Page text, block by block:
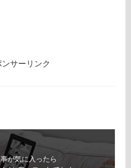
ンサーリンク
が気に入ったら